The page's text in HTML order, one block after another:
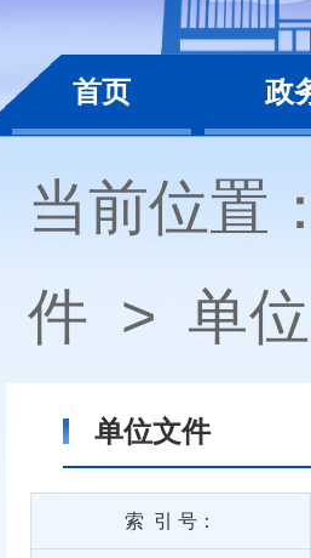
首页 政
当前位置
件 > 单
单位文件
索 引 号：